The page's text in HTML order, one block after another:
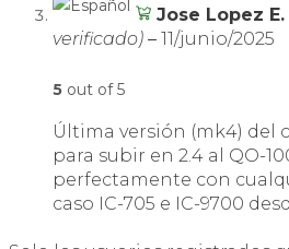
Jose Lopez E.
verificado) – 11/junio/2025
5 out of 5
Última versión (mk4) del
para subir en 2.4 al QO-
perfectamente con
caso IC-705 e IC-9700